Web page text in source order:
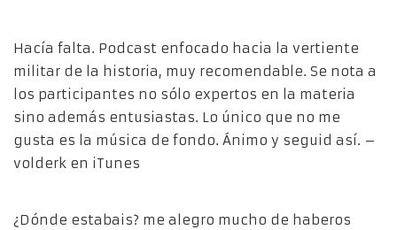
Hacía falta. Podcast enfocado hacia la vertiente
militar de la historia, muy recomendable. Se nota a
los participantes no sólo expertos en la materia
sino además entusiastas. Lo único que no me
gusta es la música de fondo. Ánimo y seguid así. –
volderk en iTunes
¿Dónde estabais? me alegro mucho de haberos